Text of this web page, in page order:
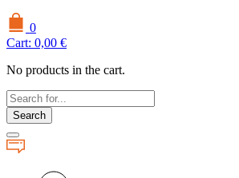
0
Cart: 0,00 €
No products in the cart.
Search